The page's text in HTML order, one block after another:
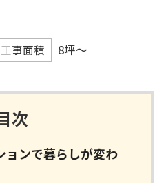
工事面積 8坪～
次
ョンで暮らしが変わ